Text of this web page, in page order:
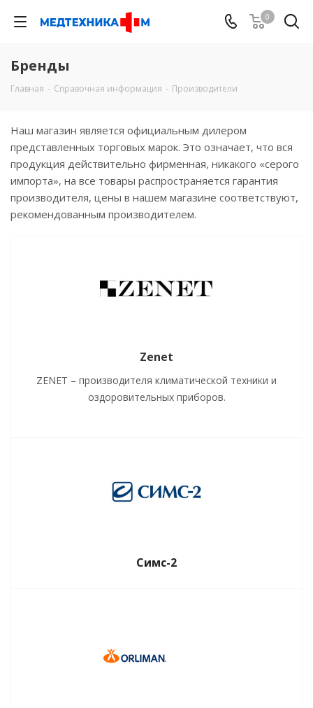
0
Бренды
Главная - Справочная информация - Производители
Наш магазин является официальным дилером
представленных торговых марок. Это означает, что вся
продукция действительно фирменная, никакого «серого
импорта», на все товары распространяется гарантия
производителя, цены в нашем магазине соответствуют,
рекомендованным производителем.
Zenet
ZENET – производителя климатической техники и
оздоровительных приборов.
Симс-2